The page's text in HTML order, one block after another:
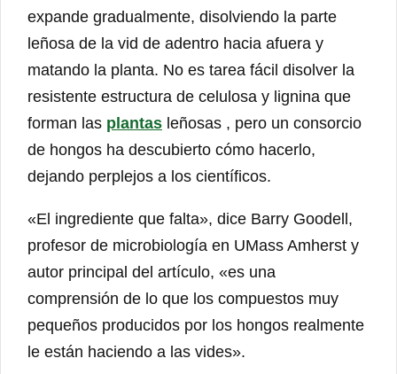
expande gradualmente, disolviendo la parte
leñosa de la vid de adentro hacia afuera y
matando la planta. No es tarea fácil disolver la
resistente estructura de celulosa y lignina que
forman las plantas leñosas , pero un consorcio
de hongos ha descubierto cómo hacerlo,
dejando perplejos a los científicos.
«El ingrediente que falta», dice Barry Goodell,
profesor de microbiología en UMass Amherst y
autor principal del artículo, «es una
comprensión de lo que los compuestos muy
pequeños producidos por los hongos realmente
le están haciendo a las vides».